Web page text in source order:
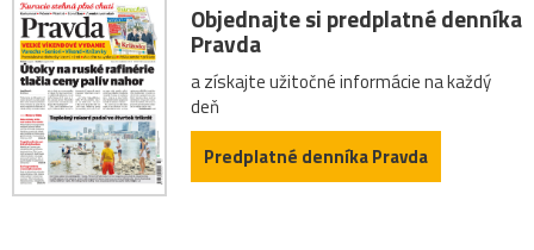
Objednajte si predplatné denníka
Pravda
a získajte užitočné informácie na každý
deň
Predplatné denníka Pravda